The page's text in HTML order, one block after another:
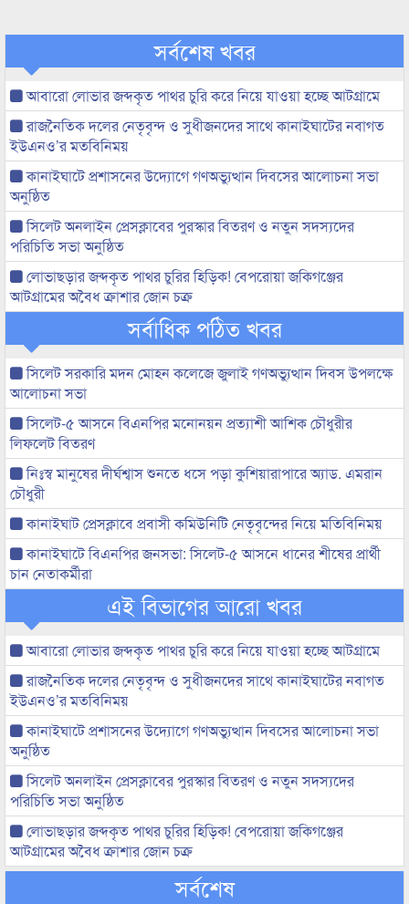
সর্বশেষ খবর
আবারো লোভার জব্দকৃত পাথর চুরি করে নিয়ে যাওয়া হচ্ছে আটগ্রামে
রাজনৈতিক দলের নেতৃবৃন্দ ও সুধীজনদের সাথে কানাইঘাটের নবাগত
ইউএনও’র মতবিনিময়
কানাইঘাটে প্রশাসনের উদ্যোগে গণঅভ্যুত্থান দিবসের আলোচনা সভা
অনুষ্ঠিত
সিলেট অনলাইন প্রেসক্লাবের পুরস্কার বিতরণ ও নতুন সদস্যদের
পরিচিতি সভা অনুষ্ঠিত
লোভাছড়ার জব্দকৃত পাথর চুরির হিড়িক! বেপরোয়া জকিগঞ্জের
আটগ্রামের অবৈধ ক্রাশার জোন চক্র
সর্বাধিক পঠিত খবর
সিলেট সরকারি মদন মোহন কলেজে জুলাই গণঅভ্যুত্থান দিবস উপলক্ষে
আলোচনা সভা
সিলেট-৫ আসনে বিএনপির মনোনয়ন প্রত্যাশী আশিক চৌধুরীর
লিফলেট বিতরণ
নিঃস্ব মানুষের দীর্ঘশ্বাস শুনতে ধসে পড়া কুশিয়ারাপারে অ্যাড. এমরান
চৌধুরী
কানাইঘাট প্রেসক্লাবে প্রবাসী কমিউনিটি নেতৃবৃন্দের নিয়ে মতিবিনিময়
কানাইঘাটে বিএনপির জনসভা: সিলেট-৫ আসনে ধানের শীষের প্রার্থী
চান নেতাকর্মীরা
এই বিভাগের আরো খবর
আবারো লোভার জব্দকৃত পাথর চুরি করে নিয়ে যাওয়া হচ্ছে আটগ্রামে
রাজনৈতিক দলের নেতৃবৃন্দ ও সুধীজনদের সাথে কানাইঘাটের নবাগত
ইউএনও’র মতবিনিময়
কানাইঘাটে প্রশাসনের উদ্যোগে গণঅভ্যুত্থান দিবসের আলোচনা সভা
অনুষ্ঠিত
সিলেট অনলাইন প্রেসক্লাবের পুরস্কার বিতরণ ও নতুন সদস্যদের
পরিচিতি সভা অনুষ্ঠিত
লোভাছড়ার জব্দকৃত পাথর চুরির হিড়িক! বেপরোয়া জকিগঞ্জের
আটগ্রামের অবৈধ ক্রাশার জোন চক্র
সর্বশেষ